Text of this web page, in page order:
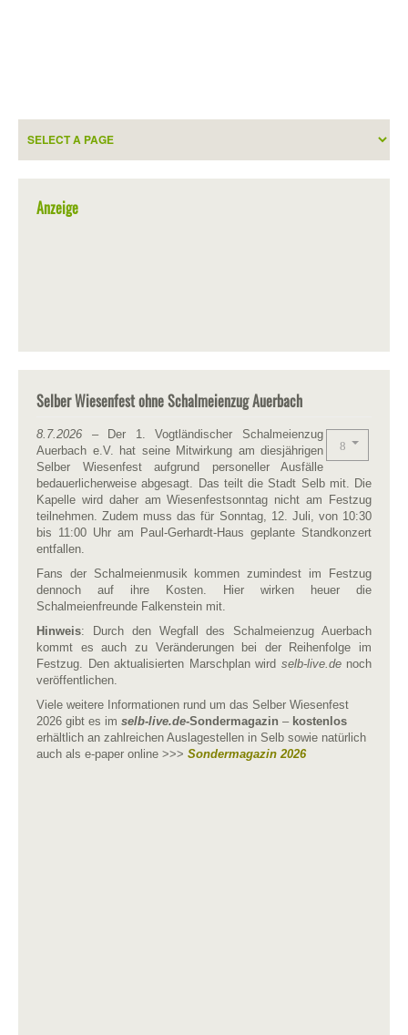
Anzeige
Selber Wiesenfest ohne Schalmeienzug Auerbach
8.7.2026 – Der 1. Vogtländischer Schalmeienzug
Auerbach e.V. hat seine Mitwirkung am diesjährigen
Selber Wiesenfest aufgrund personeller Ausfälle
bedauerlicherweise abgesagt. Das teilt die Stadt Selb mit. Die
Kapelle wird daher am Wiesenfestsonntag nicht am Festzug
teilnehmen. Zudem muss das für Sonntag, 12. Juli, von 10:30
bis 11:00 Uhr am Paul-Gerhardt-Haus geplante Standkonzert
entfallen.
Fans der Schalmeienmusik kommen zumindest im Festzug
dennoch auf ihre Kosten. Hier wirken heuer die
Schalmeienfreunde Falkenstein mit.
Hinweis: Durch den Wegfall des Schalmeienzug Auerbach
kommt es auch zu Veränderungen bei der Reihenfolge im
Festzug. Den aktualisierten Marschplan wird selb-live.denoch
veröffentlichen.
Viele weitere Informationen rund um das Selber Wiesenfest
2026 gibt es im selb-live.de-Sondermagazin – kostenlos
erhältlich an zahlreichen Auslagestellen in Selb sowie natürlich
auch als e-paper online >>> Sondermagazin 2026